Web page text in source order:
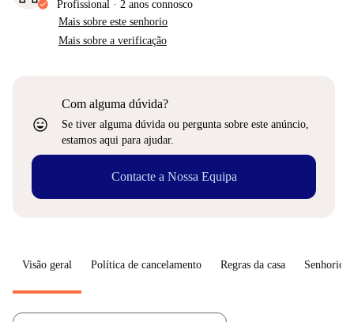
Profissional · 2 anos connosco
Mais sobre este senhorio
Mais sobre a verificação
sentiment_very_satisfied
Com alguma dúvida?
Se tiver alguma dúvida ou pergunta sobre este anúncio,
estamos aqui para ajudar.
Contacte a Nossa Equipa
Visão geral Política de cancelamento Regras da casa Senhorio